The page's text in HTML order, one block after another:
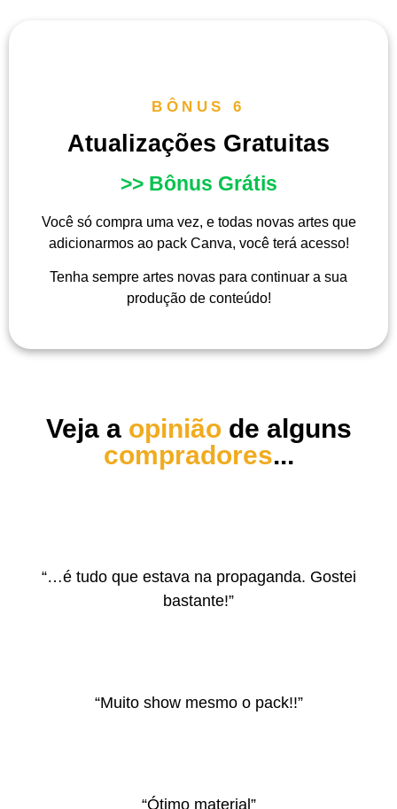
BÔNUS 6
Atualizações Gratuitas
>> Bônus Grátis
Você só compra uma vez, e todas novas artes que
adicionarmos ao pack Canva, você terá acesso!
Tenha sempre artes novas para continuar a sua
produção de conteúdo!
Veja a opiniãode alguns
compradores...
“…é tudo que estava na propaganda. Gostei
bastante!”
“Muito show mesmo o pack!!”
“Ótimo material”